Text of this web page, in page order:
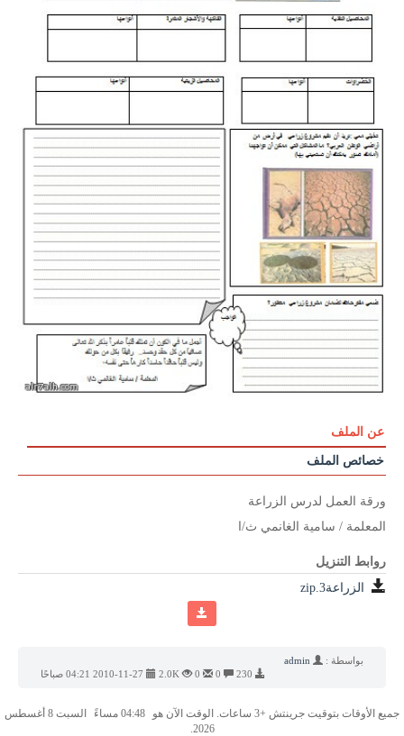
عن الملف
خصائص الملف
ورقة العمل لدرس الزراعة
المعلمة / سامية الغانمي ث/ا
روابط التنزيل
الزراعة3.zip
بواسطة :
admin
2.0K
جميع الأوقات بتوقيت جرينتش +3 ساعات. الوقت الآن هو 04:48 مساءً
السبت 8 أغسطس
2026.